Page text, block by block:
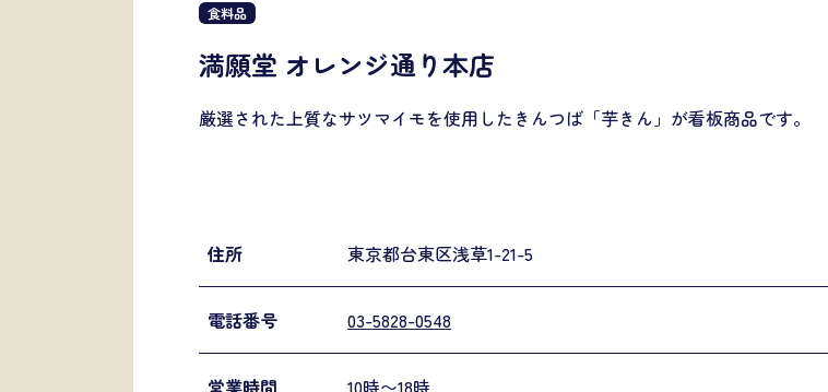
食料品
満願堂 オレンジ通り本店
厳選された上質なサツマイモを使用したきんつば「芋きん」が看板商品です。
住所 東京都台東区浅草1-21-5
電話番号 03-5828-0548
営業時間 10時〜18時